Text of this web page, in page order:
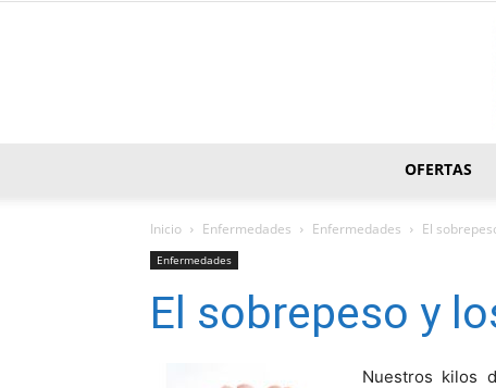
OFERTAS
Inicio Enfermedades Enfermedades El
Enfermedades
El sobrepeso y
Nuestros kilos